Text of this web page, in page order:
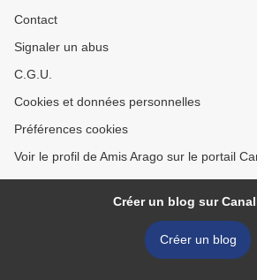
Contact
Signaler un abus
C.G.U.
Cookies et données personnelles
Préférences cookies
Voir le profil de Amis Arago sur le portail
Créer un blog sur
Créer un blog